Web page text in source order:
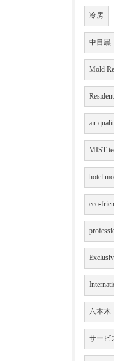
冷房
中目黒
Mold
air
MIST
hotel
eco-
六本木
サービ